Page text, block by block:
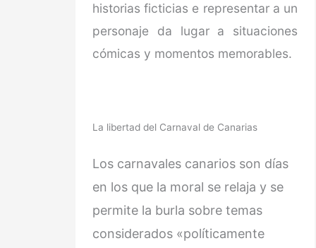
historias ficticias e representar a un
personaje da lugar a situaciones
cómicas y momentos memorables.
La libertad del Carnaval de Canarias
Los carnavales canarios son días
en los que la moral se relaja y se
permite la burla sobre temas
considerados «políticamente